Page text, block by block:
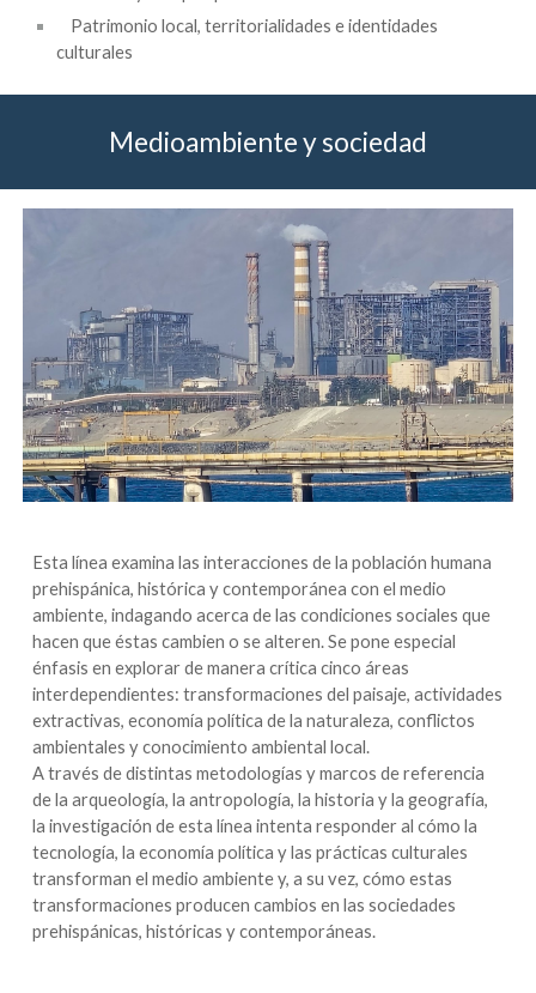
Patrimonio local, territorialidades e identidades
culturales
Medioambiente y sociedad
Esta línea examina las interacciones de la población humana
prehispánica, histórica y contemporánea con el medio
ambiente, indagando acerca de las condiciones sociales que
hacen que éstas cambien o se alteren. Se pone especial
énfasis en explorar de manera crítica cinco áreas
interdependientes: transformaciones del paisaje, actividades
extractivas, economía política de la naturaleza, conflictos
ambientales y conocimiento ambiental local.
A través de distintas metodologías y marcos de referencia
de la arqueología, la antropología, la historia y la geografía,
la investigación de esta línea intenta responder al cómo la
tecnología, la economía política y las prácticas culturales
transforman el medio ambiente y, a su vez, cómo estas
transformaciones producen cambios en las sociedades
prehispánicas, históricas y contemporáneas.